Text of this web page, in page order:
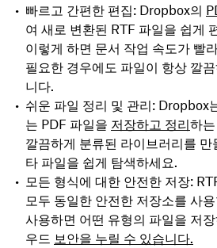
빠르고 간편한 편집: Dropbox의
여 새로 변환된 RTF 파일을 쉽게
이렇게 하면 문서 작업 속도가 빨
필요한 경우에도 파일이 항상 깔
니다.
쉬운 파일 정리 및 관리: Dropbox
는 PDF 파일을 저장하고 정리하
깔끔하게 분류된 라이브러리를 만
타 파일을 쉽게 탐색하세요.
모든 형식에 대한 안전한 저장:
모두 동일한 안전한 저장소를 사
사용하면 어떤 유형의 파일을 저
우드 보안을 누릴 수 있습니다.